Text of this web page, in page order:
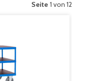
Seite 1 von 12